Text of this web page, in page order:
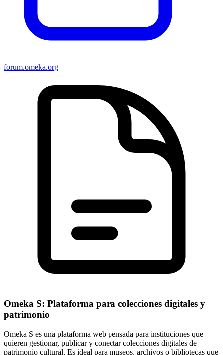
forum.omeka.org
Omeka S: Plataforma para colecciones digitales y
patrimonio
Omeka S es una plataforma web pensada para instituciones que
quieren gestionar, publicar y conectar colecciones digitales de
patrimonio cultural. Es ideal para museos, archivos o bibliotecas que